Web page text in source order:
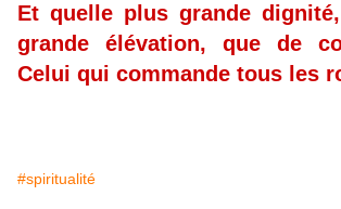
Et quelle plus grande
grande élévation, que de
Celui qui commande tous les
#spiritualité